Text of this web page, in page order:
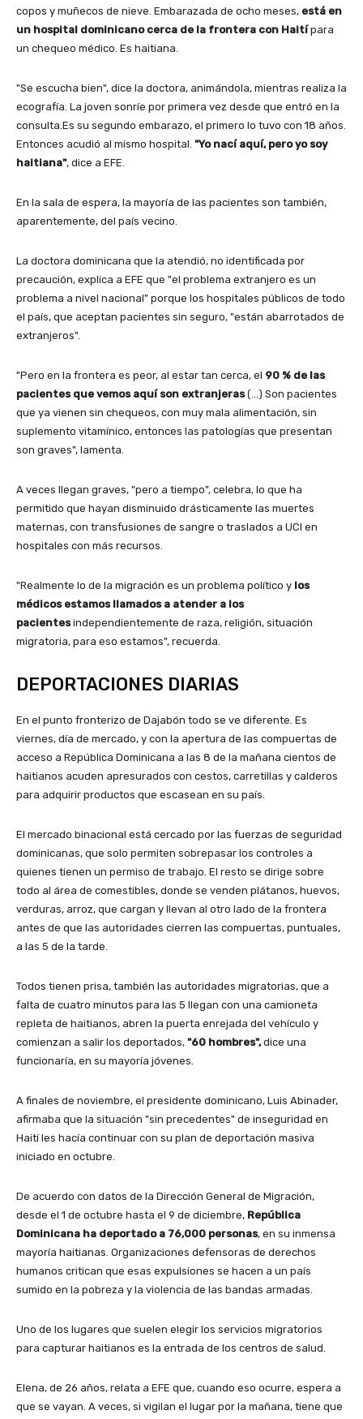
copos y muñecos de nieve. Embarazada de ocho meses, está en
un hospital dominicano cerca de la frontera con Haitípara
un chequeo médico. Es haitiana.
"Se escucha bien", dice la doctora, animándola, mientras realiza la
ecografía. La joven sonríe por primera vez desde que entró en la
consulta.Es su segundo embarazo, el primero lo tuvo con 18 años.
Entonces acudió al mismo hospital. "Yo nací aquí, pero yo soy
haitiana", dice a EFE.
En la sala de espera, la mayoría de las pacientes son también,
aparentemente, del país vecino.
La doctora dominicana que la atendió, no identificada por
precaución, explica a EFE que "el problema extranjero es un
problema a nivel nacional" porque los hospitales públicos de todo
el país, que aceptan pacientes sin seguro, "están abarrotados de
extranjeros".
"Pero en la frontera es peor, al estar tan cerca, el 90 % de las
pacientes que vemos aquí son extranjeras(…) Son pacientes
que ya vienen sin chequeos, con muy mala alimentación, sin
suplemento vitamínico, entonces las patologías que presentan
son graves", lamenta.
A veces llegan graves, "pero a tiempo", celebra, lo que ha
permitido que hayan disminuido drásticamente las muertes
maternas, con transfusiones de sangre o traslados a UCI en
hospitales con más recursos.
"Realmente lo de la migración es un problema político y los
médicos estamos llamados a atender a los
pacientesindependientemente de raza, religión, situación
migratoria, para eso estamos", recuerda.
DEPORTACIONES DIARIAS
En el punto fronterizo de Dajabón todo se ve diferente. Es
viernes, día de mercado, y con la apertura de las compuertas de
acceso a República Dominicana a las 8 de la mañana cientos de
haitianos acuden apresurados con cestos, carretillas y calderos
para adquirir productos que escasean en su país.
El mercado binacional está cercado por las fuerzas de seguridad
dominicanas, que solo permiten sobrepasar los controles a
quienes tienen un permiso de trabajo. El resto se dirige sobre
todo al área de comestibles, donde se venden plátanos, huevos,
verduras, arroz, que cargan y llevan al otro lado de la frontera
antes de que las autoridades cierren las compuertas, puntuales,
a las 5 de la tarde.
Todos tienen prisa, también las autoridades migratorias, que a
falta de cuatro minutos para las 5 llegan con una camioneta
repleta de haitianos, abren la puerta enrejada del vehículo y
comienzan a salir los deportados, "60 hombres",dice una
funcionaría, en su mayoría jóvenes.
A finales de noviembre, el presidente dominicano, Luis Abinader,
afirmaba que la situación "sin precedentes" de inseguridad en
Haití les hacía continuar con su plan de deportación masiva
iniciado en octubre.
De acuerdo con datos de la Dirección General de Migración,
desde el 1 de octubre hasta el 9 de diciembre, República
Dominicana ha deportado a 76,000 personas, en su inmensa
mayoría haitianas. Organizaciones defensoras de derechos
humanos critican que esas expulsiones se hacen a un país
sumido en la pobreza y la violencia de las bandas armadas.
Uno de los lugares que suelen elegir los servicios migratorios
para capturar haitianos es la entrada de los centros de salud.
Elena, de 26 años, relata a EFE que, cuando eso ocurre, espera a
que se vayan. A veces, si vigilan el lugar por la mañana, tiene que